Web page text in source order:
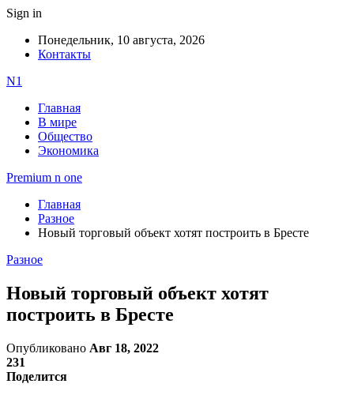
Sign in
Понедельник, 10 августа, 2026
Контакты
N1
Главная
В мире
Общество
Экономика
Premium n one
Главная
Разное
Новый торговый объект хотят построить в Бресте
Разное
Новый торговый объект хотят
построить в Бресте
Опубликовано Авг 18, 2022
231
Поделится